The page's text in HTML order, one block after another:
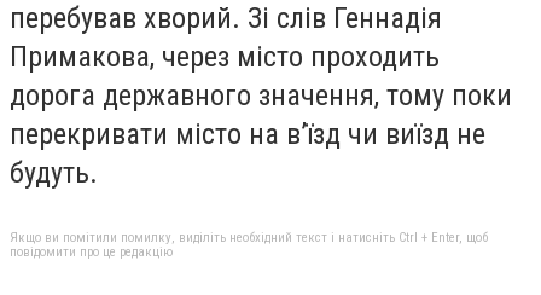
перебував хворий. Зі слів Геннадія
Примакова, через місто проходить
дорога державного значення, тому поки
перекривати місто на в’їзд чи виїзд не
будуть.
Якщо ви помітили помилку, виділіть необхідний текст і натисніть Ctrl + Enter, щоб
повідомити про це редакцію